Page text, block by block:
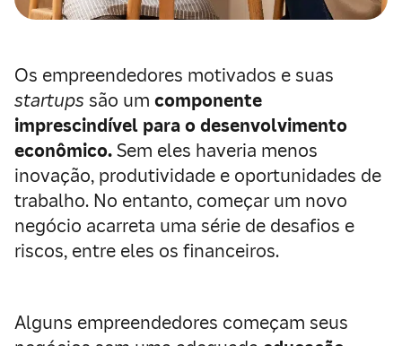
Os empreendedores motivados e suas
startups são um componente
imprescindível para o desenvolvimento
econômico.Sem eles haveria menos
inovação, produtividade e oportunidades de
trabalho. No entanto, começar um novo
negócio acarreta uma série de desafios e
riscos, entre eles os financeiros.
Alguns empreendedores começam seus